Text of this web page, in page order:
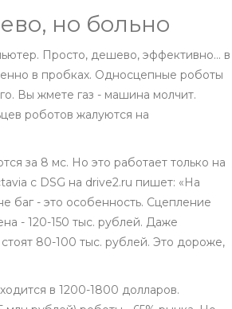
но больно
Просто, дешево, эффективно… в
в пробках. Односцепные роботы
Вы жмете газ - машина молчит.
роботов жалуются на
за 8 мс. Но это работает только на
с DSG на drive2.ru пишет: «На
баг - это особенность. Сцепление
- 120-150 тыс. рублей. Даже
80-100 тыс. рублей. Это дороже,
в 1200-1800 долларов.